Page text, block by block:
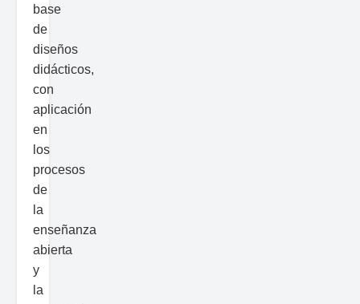
base
de
diseños
didácticos,
con
aplicación
en
los
procesos
de
la
enseñanza
abierta
y
la